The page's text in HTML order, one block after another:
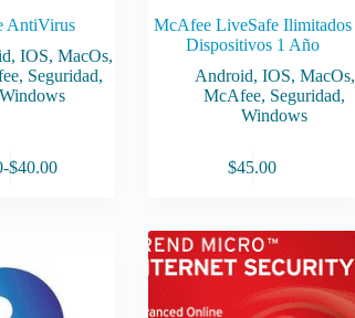
AntiVirus
, IOS, MacOs,
, Seguridad,
Windows
-$40.00
Rango
hasta
$40.00
McAfee LiveSafe Ilimitados
Dispositivos 1 Año
Android, IOS, MacOs,
McAfee, Seguridad,
Windows
$45.00